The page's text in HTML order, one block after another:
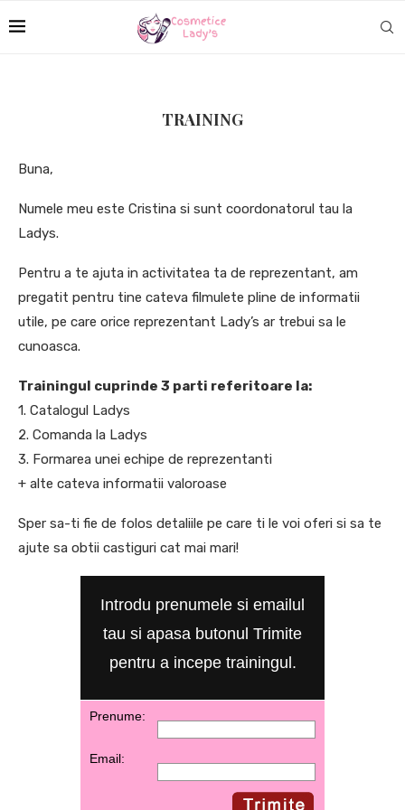
TRAINING
Buna,
Numele meu este Cristina si sunt coordonatorul tau la
Ladys.
Pentru a te ajuta in activitatea ta de reprezentant, am
pregatit pentru tine cateva filmulete pline de informatii
utile, pe care orice reprezentant Lady’s ar trebui sa le
cunoasca.
Trainingul cuprinde 3 parti referitoare la:
1. Catalogul Ladys
2. Comanda la Ladys
3. Formarea unei echipe de reprezentanti
+ alte cateva informatii valoroase
Sper sa-ti fie de folos detaliile pe care ti le voi oferi si sa te
ajute sa obtii castiguri cat mai mari!
Introdu prenumele si emailul
tau si apasa butonul Trimite
pentru a incepe trainingul.
Prenume:
Email: